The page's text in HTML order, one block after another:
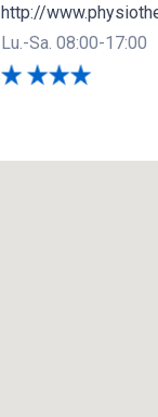
http://
Lu.-Sa. 08:00-17:00